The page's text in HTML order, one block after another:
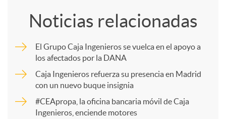
p
a
Noticias relacionadas
El Grupo Caja Ingenieros se vuelca en el apoyo a
los afectados por la DANA
Caja Ingenieros refuerza su presencia en Madrid
con un nuevo buque insignia
#CEApropa, la oficina bancaria móvil de Caja
Ingenieros, enciende motores